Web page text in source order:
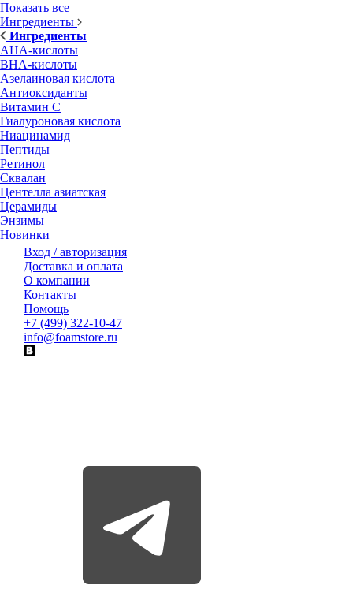
Показать все
Ингредиенты
Ингредиенты
AHA-кислоты
BHA-кислоты
Азелаиновая кислота
Антиоксиданты
Витамин С
Гиалуроновая кислота
Ниацинамид
Пептиды
Ретинол
Сквалан
Центелла азиатская
Церамиды
Энзимы
Новинки
Вход / авторизация
Доставка и оплата
О компании
Контакты
Помощь
+7 (499) 322-10-47
info@foamstore.ru